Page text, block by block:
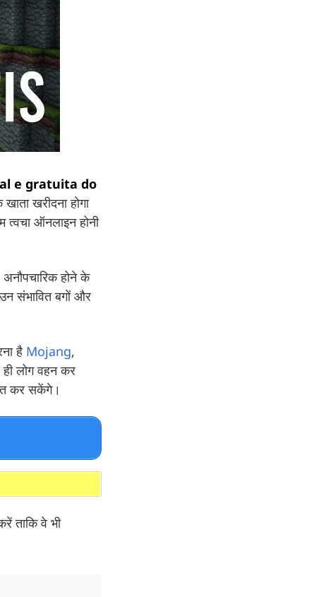
e gratuita do
खरीदना होगा
त्वचा ऑनलाइन होनी
होने के
संभावित बगों और
है Mojang,
लोग वहन कर
कर सकेंगे।
ताकि वे भी